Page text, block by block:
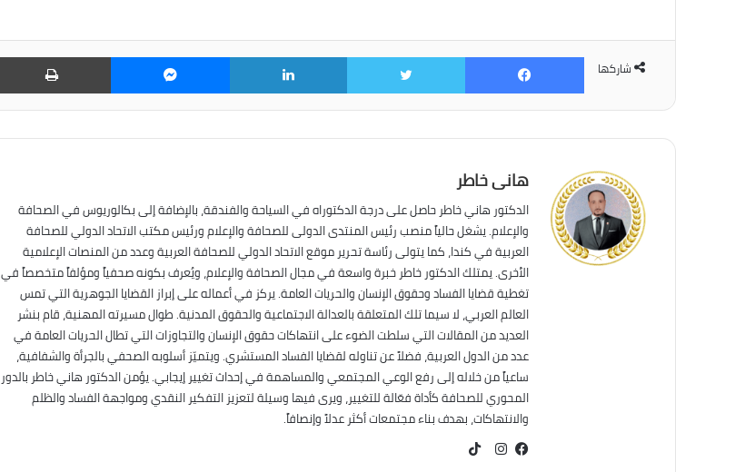
شاركها
هانى خاطر
الدكتور هاني خاطر حاصل على درجة الدكتوراه في السياحة والفندقة، بالإضافة إلى بكالوريوس في الصحافة
والإعلام. يشغل حالياً منصب رئيس المنتدى الدولى للصحافة والإعلام ورئيس مكتب الاتحاد الدولي للصحافة
العربية في كندا، كما يتولى رئاسة تحرير موقع الاتحاد الدولي للصحافة العربية وعدد من المنصات الإعلامية
الأخرى. يمتلك الدكتور خاطر خبرة واسعة في مجال الصحافة والإعلام، ويُعرف بكونه صحفياً ومؤلفاً متخصصاً في
تغطية قضايا الفساد وحقوق الإنسان والحريات العامة. يركز في أعماله على إبراز القضايا الجوهرية التي تمس
العالم العربي، لا سيما تلك المتعلقة بالعدالة الاجتماعية والحقوق المدنية. طوال مسيرته المهنية، قام بنشر
العديد من المقالات التي سلطت الضوء على انتهاكات حقوق الإنسان والتجاوزات التي تطال الحريات العامة في
عدد من الدول العربية، فضلاً عن تناوله لقضايا الفساد المستشري. ويتميّز أسلوبه الصحفي بالجرأة والشفافية،
ساعياً من خلاله إلى رفع الوعي المجتمعي والمساهمة في إحداث تغيير إيجابي. يؤمن الدكتور هاني خاطر بالدور
المحوري للصحافة كأداة فعّالة للتغيير، ويرى فيها وسيلة لتعزيز التفكير النقدي ومواجهة الفساد والظلم
والانتهاكات، بهدف بناء مجتمعات أكثر عدلاً وإنصافاً.